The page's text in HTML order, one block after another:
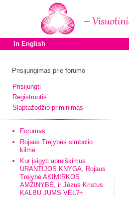
In English
Prisijungimas prie forumo
Prisijungti
Registruotis
Slaptažodžio priminimas
Forumas
Rojaus Trejybės simbolio
kilmė
Kur įsigyti apreiškimus
URANTIJOS KNYGA, Rojaus
Trejybė AKIMIRKOS
AMŽINYBĖ, ir Jėzus Kristus
KALBU JUMS VĖL?+